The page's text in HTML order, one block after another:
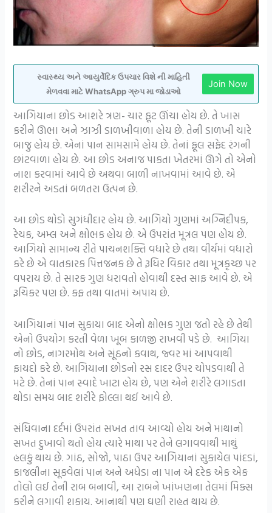
સ્વાસ્થ્ય અને આયુર્વેદિક ઉપચાર વિશે ની માહિતી
મેળવવા માટે WhatsApp ગ્રુપ મા જોડાઓ
Join Now
આગિયાના છોડ આશરે ત્રણ- ચાર ફૂટ ઊંચા હોય છે. તે ખાસ
કરીને ઊભા અને ઝાઝી ડાળખીવાળા હોય છે. તેની ડાળખી ચારે
બાજુ હોય છે. એનાં પાન સામસામે હોય છે. તેનાં ફૂલ સફેદ રંગની
છાંટવાળા હોય છે. આ છોડ અનાજ પાકતા ખેતરમાં ઊગે તો એનો
નાશ કરવામાં આવે છે અથવા બાળી નાખવામાં આવે છે. એ
શરીરને અડતાં બળતરા ઉત્પન છે.
આ છોડ થોડો સુગંધીદાર હોય છે. આગિયો ગુણમાં અગ્નિદીપક,
રેચક, અમ્લ અને ક્ષોભક હોય છે. એ ઉપરાંત મૂત્રલ પણ હોય છે.
આગિયો સામાન્ય રીતે પાચનશક્તિ વધારે છે તથા વીર્યમાં વધારો
કરે છે એ વાતકારક પિત્તજનક છે તે રૂધિર વિકાર તથા મૂત્રકૃચ્છ પર
વપરાય છે. તે સારક ગુણ ધરાવતો હોવાથી દસ્ત સાફ આવે છે. એ
રૂચિકર પણ છે. કફ તથા વાતમાં અપાય છે.
આગિયાનાં પાન સુકાયા બાદ એનો ક્ષોભક ગુણ જતો રહે છે તેથી
એનો ઉપયોગ કરતી વેળા ખૂબ કાળજી રાખવી પડે છે. આગિયા
નો છોડ, નાગરમોથ અને સૂંઠનો કવાથ, જ્વર માં આપવાથી
ફાયદો કરે છે. આગિયાના છોડનો રસ દાદર ઉપર ચોપડવાથી તે
મટે છે. તેનાં પાન સ્વાદે ખાટા હોય છે, પણ એને શરીરે લગાડતા
થોડા સમય બાદ શરીરે ફોલ્લા થઈ આવે છે.
સંધિવાના દર્દમાં ઉપરાંત સખત તાવ આવ્યો હોય અને માથાનો
સખત દુખાવો થતો હોય ત્યારે માથા પર તેને લગાવવાથી માથું
હલકું થાય છે. ગાંઠ, સોજો, પાઠા ઉપર આગિયાનાં સુકાયેલ પાંદડાં,
કાજલીના સૂકવેલાં પાન અને અધેડા ના પાન એ દરેક એક એક
તોલો લઈ તેની રાબ બનાવી, આ રાબને ખાંખણના તેલમાં મિક્સ
કરીને લગાવી શકાય. આનાથી પણ ઘણી રાહત થાય છે.